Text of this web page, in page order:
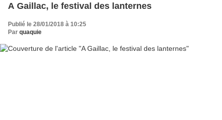
A Gaillac, le festival des lanternes
Publié le 28/01/2018 à 10:25
Par quaquie